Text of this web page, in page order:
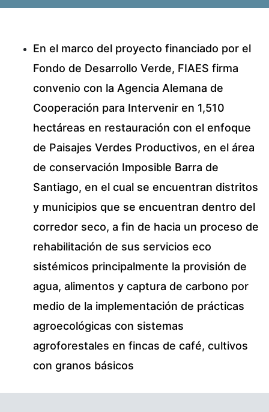
En el marco del proyecto financiado por el
Fondo de Desarrollo Verde, FIAES firma
convenio con la Agencia Alemana de
Cooperación para Intervenir en 1,510
hectáreas en restauración con el enfoque
de Paisajes Verdes Productivos, en el área
de conservación Imposible Barra de
Santiago, en el cual se encuentran distritos
y municipios que se encuentran dentro del
corredor seco, a fin de hacia un proceso de
rehabilitación de sus servicios eco
sistémicos principalmente la provisión de
agua, alimentos y captura de carbono por
medio de la implementación de prácticas
agroecológicas con sistemas
agroforestales en fincas de café, cultivos
con granos básicos